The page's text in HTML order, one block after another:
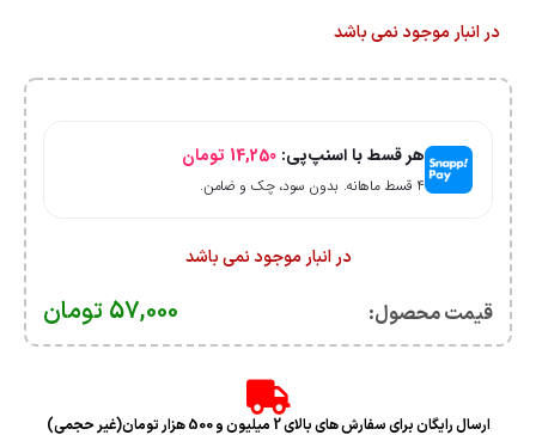
در انبار موجود نمی باشد
هر قسط با اسنپ‌پی: 14,250 تومان
۴ قسط ماهانه. بدون سود، چک و ضامن.
در انبار موجود نمی باشد
قیمت محصول:​ 57,000 تومان
ارسال رایگان برای سفارش های بالای 2 میلیون و 500 هزار تومان(غیر حجمی)